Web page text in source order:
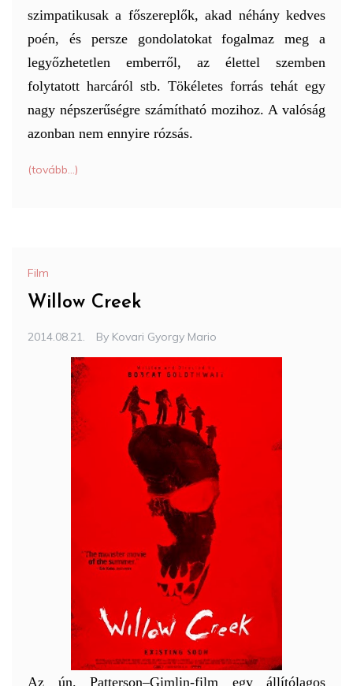
szimpatikusak a főszereplők, akad néhány kedves
poén, és persze gondolatokat fogalmaz meg a
legyőzhetetlen emberről, az élettel szemben
folytatott harcáról stb. Tökéletes forrás tehát egy
nagy népszerűségre számítható mozihoz. A valóság
azonban nem ennyire rózsás.
(tovább…)
Film
Willow Creek
2014.08.21. By Kovari Gyorgy Mario
Az ún. Patterson–Gimlin-film egy állítólagos